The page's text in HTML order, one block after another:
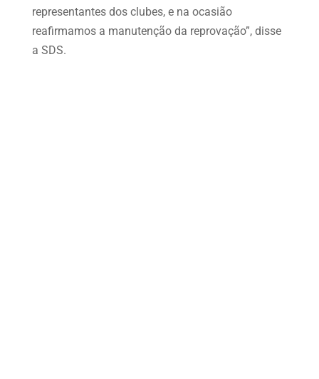
representantes dos clubes, e na ocasião
reafirmamos a manutenção da reprovação”, disse
a SDS.